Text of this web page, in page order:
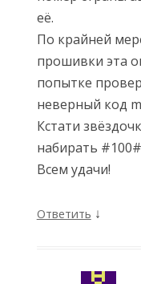
её.
По крайней
прошивки эта
попытке
неверный код
Кстати
набирать
Всем удачи!
Ответить ↓